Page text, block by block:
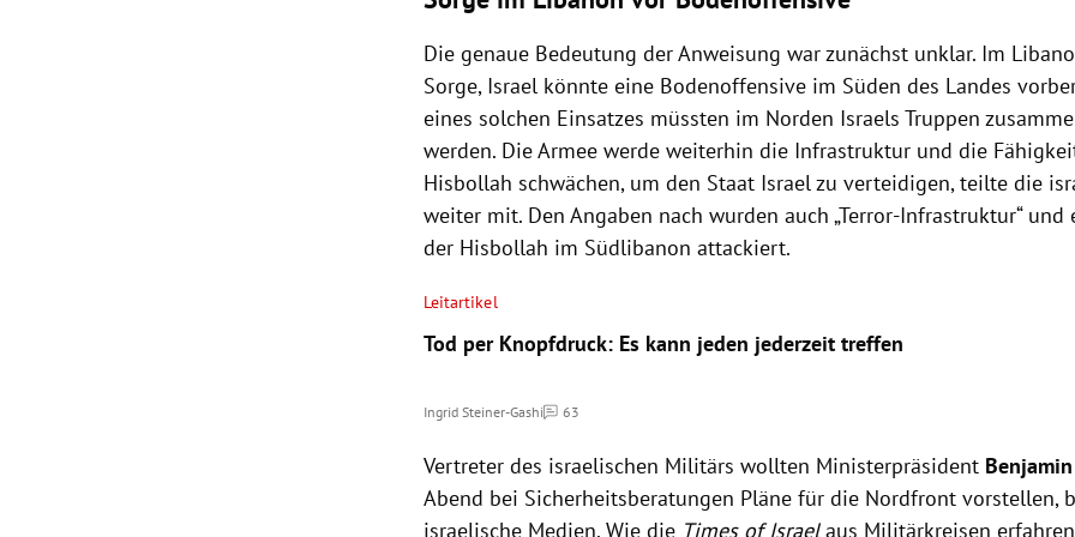
Die genaue Bedeutung der Anweisung war zunächst unklar. Im
Sorge, Israel könnte eine Bodenoffensive im Süden des Landes
eines solchen Einsatzes müssten im Norden Israels Truppen
werden. Die Armee werde weiterhin die Infrastruktur und die
Hisbollah schwächen, um den Staat Israel zu verteidigen, teilte die
weiter mit. Den Angaben nach wurden auch „Terror-Infrastruktur“
der Hisbollah im Südlibanon attackiert.
Leitartikel
Tod per Knopfdruck: Es kann jeden jederzeit treffen
Ingrid Steiner-Gashi 63
Kommentare
Vertreter des israelischen Militärs wollten Ministerpräsident
Abend bei Sicherheitsberatungen Pläne für die Nordfront vorstellen,
israelische Medien. Wie die Times of Israelaus Militärkreisen